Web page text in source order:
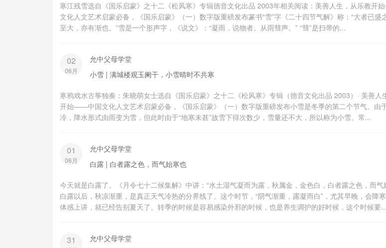
寒江残雪选自《国乐启蒙》之十二《松风寒》专辑德音文化出品 2003年相关阅读：美善人生，从乐教开
文化人文艺术启蒙必备，《国乐启蒙》（一）数字版重磅发布篆书“雪”字《二十四节气解》称：“大者已盛
至大，亦有渐也。”雪是一个形声字，《说文》：“凝雨，说物者。从雨彗声。” “彗”是扫帚的...
02
06月
允中父母学堂
小雪 | 满城楼观玉阑干，小雪晴时不共寒
寒鸦戏水古筝独奏：朱晓萌女士选自《国乐启蒙》之十二《松风寒》专辑（德音文化出品 2003）· 美善人
开始——中国文化人文艺术启蒙必备，《国乐启蒙》（一）数字版重磅发布小雪是冬季的第二个节气。由
冷，降水形式由雨变为雪，但此时由于“地寒未甚”故雪下得次数少，雪量还不大，所以称为小雪。常...
01
06月
允中父母学堂
白露 | 白者露之色，而气始寒也
今天就是白露了。《月令七十二候集解》中讲：“水土湿气凝而为露，秋属金，金色白，白者露之色，而气
白露以后，秋凉渐重，是真正天气冷热的分界线了。这个时节，“阴气渐重，露凝而白”，尤其早晚，会降
体感上讲，就已经告别夏天了。转季的时候是容易感染外邪的时候，也是养生调护的好时候，这个时候要...
31
允中父母学堂